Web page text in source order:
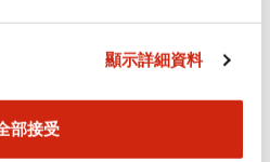
顯示詳細資料
部接受